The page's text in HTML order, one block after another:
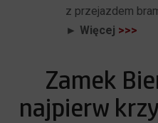
z przejazdem
► Więcej >>>
Zamek
najpierw